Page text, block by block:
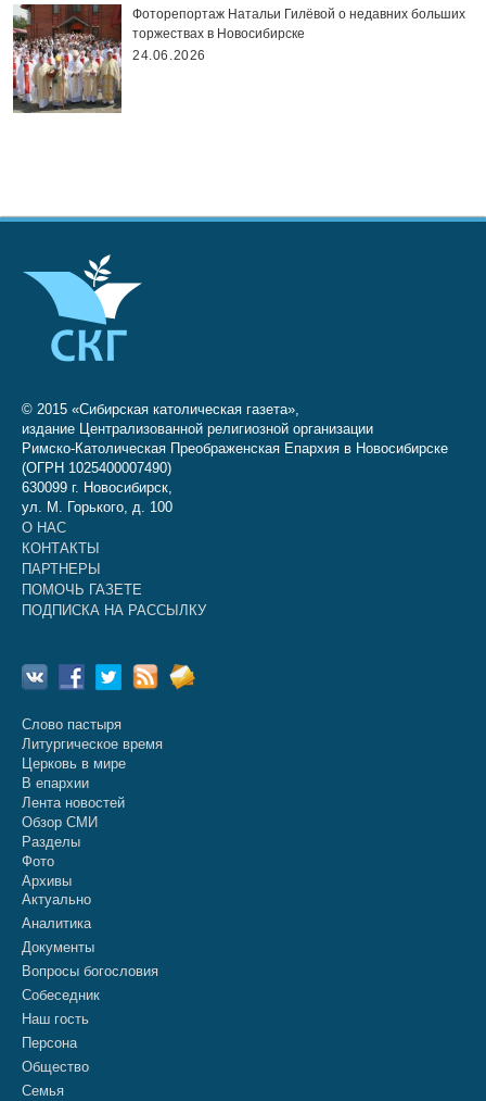
Фоторепортаж Натальи Гилёвой о недавних больших
торжествах в Новосибирске
24.06.2026
© 2015 «Сибирская католическая газета»,
издание Централизованной религиозной организации
Римско-Католическая Преображенская Епархия в Новосибирске
(ОГРН 1025400007490)
630099 г. Новосибирск,
ул. М. Горького, д. 100
О НАС
КОНТАКТЫ
ПАРТНЕРЫ
ПОМОЧЬ ГАЗЕТЕ
ПОДПИСКА НА РАССЫЛКУ
Слово пастыря
Литургическое время
Церковь в мире
В епархии
Лента новостей
Обзор СМИ
Разделы
Фото
Архивы
Актуально
Аналитика
Документы
Вопросы богословия
Собеседник
Наш гость
Персона
Общество
Семья